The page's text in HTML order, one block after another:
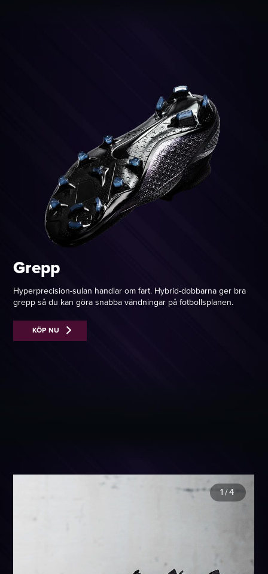
Grepp
Hyperprecision-sulan handlar om fart. Hybrid-dobbarna ger bra
grepp så du kan göra snabba vändningar på fotbollsplanen.
KÖP NU
1 /4